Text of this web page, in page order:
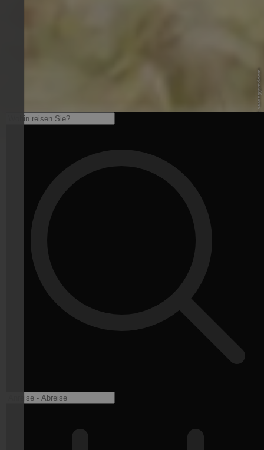
© TV Eggental - www.eggental.com